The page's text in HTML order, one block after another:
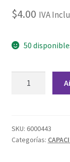
Ensamble de
Home Free
$4.00 IVA
50
nF
cantidad
SKU: 6000443
Categorías: